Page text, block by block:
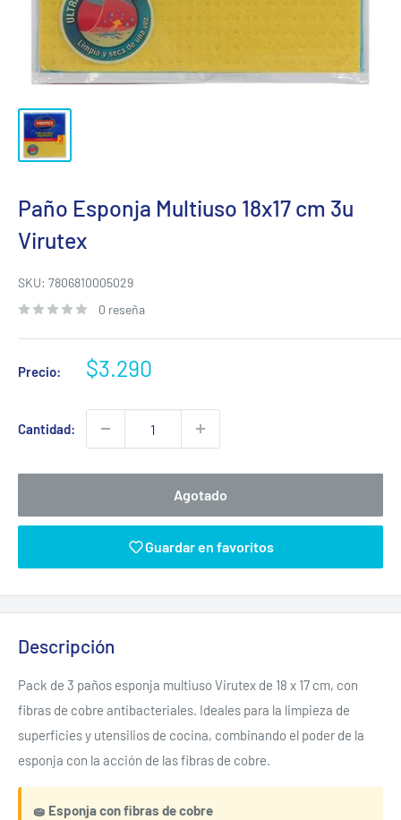
Paño Esponja Multiuso 18x17 cm 3u
Virutex
SKU: 7806810005029
0 reseña
Precio:
Precio
venta
$3.290
Cantidad:
Agotado
Guardar en favoritos
Descripción
Pack de 3 paños esponja multiuso Virutex de 18 x 17 cm, con
fibras de cobre antibacteriales. Ideales para la limpieza de
superficies y utensilios de cocina, combinando el poder de la
esponja con la acción de las fibras de cobre.
🧽 Esponja con fibras de cobre